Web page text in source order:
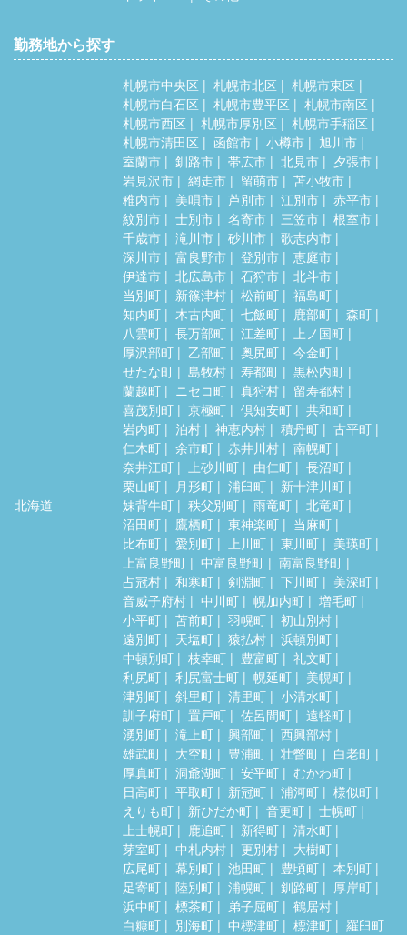
勤務地から探す
北海道
札幌市中央区 札幌市北区
札幌市東区
札幌市白石区
札幌市豊平区
札幌市南区
札幌市西区
札幌市厚別区
札幌市手稲区
札幌市清田区
函館市 小樽市
旭川市
室蘭市
釧路市 帯広市 北見市
夕張市
岩見沢市
網走市 留萌市
苫小牧市
稚内市
美唄市 芦別市 江別市
赤平市
紋別市
士別市 名寄市 三笠市
根室市
千歳市
滝川市 砂川市
歌志内市
深川市
富良野市 登別市
恵庭市
伊達市
北広島市 石狩市
北斗市
当別町
新篠津村 松前町
福島町
知内町
木古内町 七飯町 鹿部町
森町
八雲町
長万部町 江差町
上ノ国町
厚沢部町
乙部町 奥尻町
今金町
せたな町
島牧村 寿都町
黒松内町
蘭越町
ニセコ町 真狩村
留寿都村
喜茂別町
京極町 倶知安町
共和町
岩内町
泊村 神恵内村 積丹町
古平町
仁木町
余市町 赤井川村
南幌町
奈井江町
上砂川町 由仁町
長沼町
栗山町
月形町 浦臼町
新十津川町
妹背牛町
秩父別町 雨竜町
北竜町
沼田町
鷹栖町 東神楽町
当麻町
比布町
愛別町 上川町 東川町
美瑛町
上富良野町
中富良野町
南富良野町
占冠村
和寒町 剣淵町 下川町
美深町
音威子府村
中川町 幌加内町
増毛町
小平町
苫前町 羽幌町
初山別村
遠別町
天塩町 猿払村
浜頓別町
中頓別町
枝幸町 豊富町
礼文町
利尻町
利尻富士町 幌延町
美幌町
津別町
斜里町 清里町
小清水町
訓子府町
置戸町 佐呂間町
遠軽町
湧別町
滝上町 興部町
西興部村
雄武町
大空町 豊浦町 壮瞥町
白老町
厚真町
洞爺湖町 安平町
むかわ町
日高町
平取町 新冠町 浦河町
様似町
えりも町
新ひだか町 音更町
士幌町
上士幌町
鹿追町 新得町
清水町
芽室町
中札内村 更別村
大樹町
広尾町
幕別町 池田町 豊頃町
本別町
足寄町
陸別町 浦幌町 釧路町
厚岸町
浜中町
標茶町 弟子屈町
鶴居村
白糠町
別海町 中標津町 標津町 羅臼町